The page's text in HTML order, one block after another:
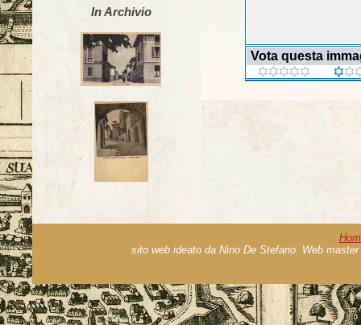
In Archivio
Vota questa
sito web ideato da Nino De Stefano. Web